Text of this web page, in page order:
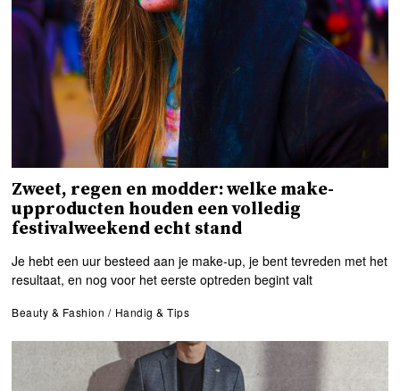
Zweet, regen en modder: welke make-
upproducten houden een volledig
festivalweekend echt stand
Je hebt een uur besteed aan je make-up, je bent tevreden met het
resultaat, en nog voor het eerste optreden begint valt
Beauty & Fashion / Handig & Tips